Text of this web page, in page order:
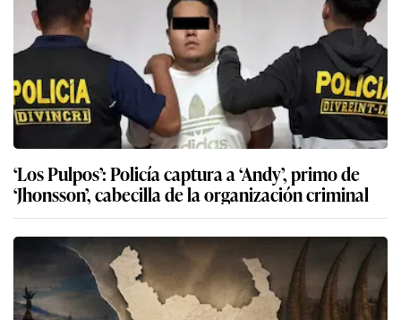
‘Los Pulpos’: Policía captura a ‘Andy’, primo de
‘Jhonsson’, cabecilla de la organización criminal